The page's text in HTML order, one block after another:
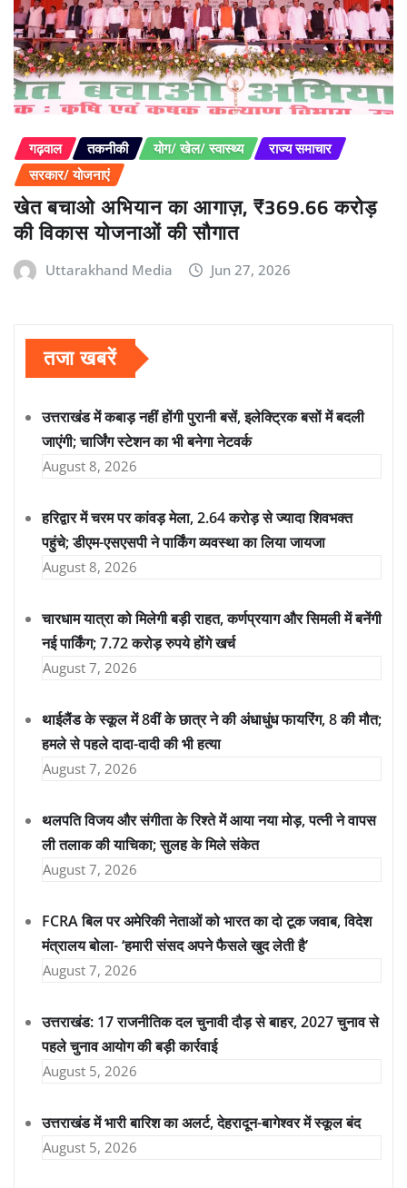
गढ़वाल तकनीकी योग/ खेल/ स्वास्थ्य
राज्य समाचार
सरकार/ योजनाएं
खेत बचाओ अभियान का आगाज़, ₹369.66 करोड़
की विकास योजनाओं की सौगात
Uttarakhand Media Jun 27, 2026
तजा खबरें
उत्तराखंड में कबाड़ नहीं होंगी पुरानी बसें, इलेक्ट्रिक बसों में बदली
जाएंगी; चार्जिंग स्टेशन का भी बनेगा नेटवर्क
August 8, 2026
हरिद्वार में चरम पर कांवड़ मेला, 2.64 करोड़ से ज्यादा शिवभक्त
पहुंचे; डीएम-एसएसपी ने पार्किंग व्यवस्था का लिया जायजा
August 8, 2026
चारधाम यात्रा को मिलेगी बड़ी राहत, कर्णप्रयाग और सिमली में बनेंगी
नई पार्किंग; 7.72 करोड़ रुपये होंगे खर्च
August 7, 2026
थाईलैंड के स्कूल में 8वीं के छात्र ने की अंधाधुंध फायरिंग, 8 की मौत;
हमले से पहले दादा-दादी की भी हत्या
August 7, 2026
थलपति विजय और संगीता के रिश्ते में आया नया मोड़, पत्नी ने वापस
ली तलाक की याचिका; सुलह के मिले संकेत
August 7, 2026
FCRA बिल पर अमेरिकी नेताओं को भारत का दो टूक जवाब, विदेश
मंत्रालय बोला- ‘हमारी संसद अपने फैसले खुद लेती है’
August 7, 2026
उत्तराखंड: 17 राजनीतिक दल चुनावी दौड़ से बाहर, 2027 चुनाव से
पहले चुनाव आयोग की बड़ी कार्रवाई
August 5, 2026
उत्तराखंड में भारी बारिश का अलर्ट, देहरादून-बागेश्वर में स्कूल बंद
August 5, 2026